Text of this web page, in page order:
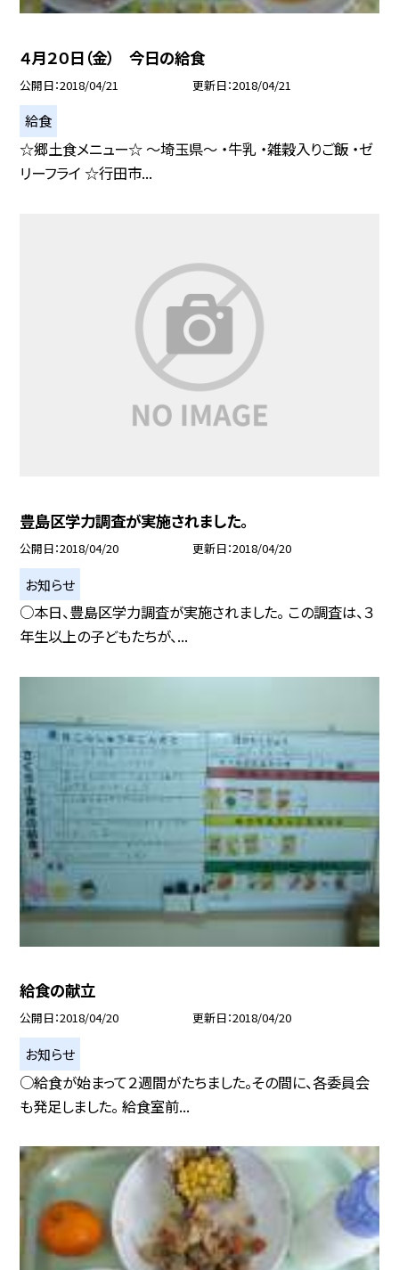
４月２０日（金） 今日の給食
公開日 2018/04/21 更新日 2018/04/21
給食
☆郷土食メニュー☆ 〜埼玉県〜 ・牛乳 ・雑穀入りご飯 ・ゼ
リーフライ ☆行田市...
豊島区学力調査が実施されました。
公開日 2018/04/20 更新日 2018/04/20
お知らせ
○本日、豊島区学力調査が実施されました。 この調査は、３
年生以上の子どもたちが、...
給食の献立
公開日 2018/04/20 更新日 2018/04/20
お知らせ
○給食が始まって２週間がたちました。その間に、各委員会
も発足しました。 給食室前...